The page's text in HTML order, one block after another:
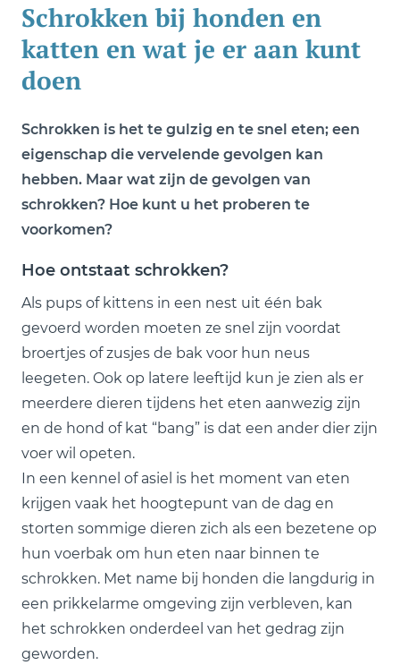
Schrokken bij honden en
katten en wat je er aan kunt
doen
Schrokken is het te gulzig en te snel eten; een
eigenschap die vervelende gevolgen kan
hebben. Maar wat zijn de gevolgen van
schrokken? Hoe kunt u het proberen te
voorkomen?
Hoe ontstaat schrokken?
Als pups of kittens in een nest uit één bak
gevoerd worden moeten ze snel zijn voordat
broertjes of zusjes de bak voor hun neus
leegeten. Ook op latere leeftijd kun je zien als er
meerdere dieren tijdens het eten aanwezig zijn
en de hond of kat “bang” is dat een ander dier zijn
voer wil opeten.
In een kennel of asiel is het moment van eten
krijgen vaak het hoogtepunt van de dag en
storten sommige dieren zich als een bezetene op
hun voerbak om hun eten naar binnen te
schrokken. Met name bij honden die langdurig in
een prikkelarme omgeving zijn verbleven, kan
het schrokken onderdeel van het gedrag zijn
geworden.